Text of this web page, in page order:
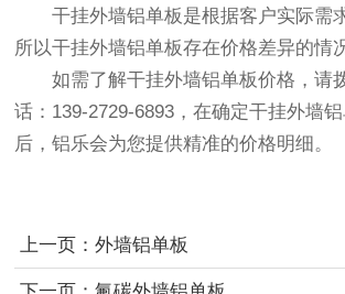
干挂外墙铝单板是根据客户实际需求
所以干挂外墙铝单板存在价格差异的情
如需了解干挂外墙铝单板价格，请
话：139-2729-6893，在确定干挂外墙
后，铝乐会为您提供精准的价格明细。
上一页： 外墙铝单板